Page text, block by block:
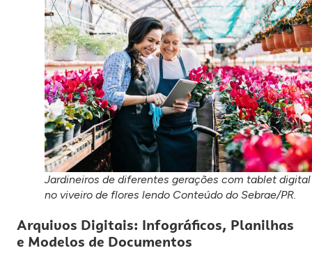
Jardineiros de diferentes gerações com tablet digital
no viveiro de flores lendo Conteúdo do Sebrae/PR.
Arquivos Digitais: Infográficos, Planilhas
e Modelos de Documentos